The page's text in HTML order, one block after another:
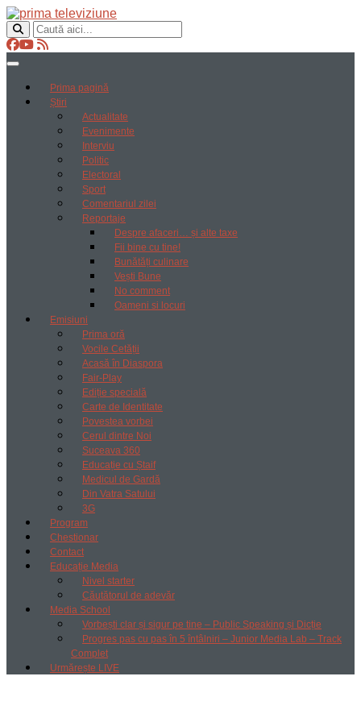
Prima pagină
Știri
Actualitate
Evenimente
Interviu
Politic
Electoral
Sport
Comentariul zilei
Reportaje
Despre afaceri… și alte taxe
Fii bine cu tine!
Bunătăți culinare
Vești Bune
No comment
Oameni si locuri
Emisiuni
Prima oră
Vocile Cetății
Acasă în Diaspora
Fair-Play
Ediție specială
Carte de Identitate
Povestea vorbei
Cerul dintre Noi
Suceava 360
Educație cu Ștaif
Medicul de Gardă
Din Vatra Satului
3G
Program
Chestionar
Contact
Educație Media
Nivel starter
Căutătorul de adevăr
Media School
Vorbești clar și sigur pe tine – Public Speaking și Dicție
Progres pas cu pas în 5 întâlniri – Junior Media Lab – Track
Complet
Urmărește LIVE